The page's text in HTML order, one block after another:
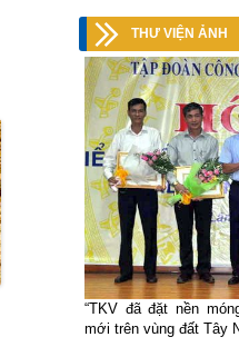
THƯ VIỆN ẢNH
“TKV đã đặt nền
mới trên vùng đất Tây